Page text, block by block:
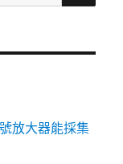
放大器能採集